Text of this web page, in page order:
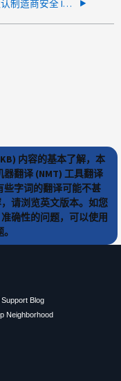
使用默认制造商安全 ID 时 SED 数据密钥分配失败，出现错误 0xe
内容的基本了解，本
翻译 (NMT) 工具翻译
字词的翻译可能不甚
请浏览英文版本。如您
确性的问题，可以使用
Support Blog
Neighborhood